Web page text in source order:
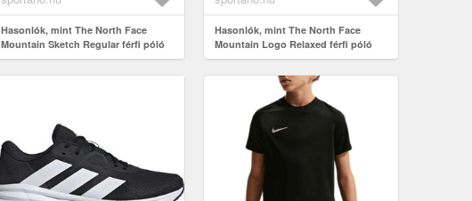
Hasonlók, mint The North Face
Mountain Sketch Regular férfi póló
tnf white (Mountain Sketch Regular
NF0A8GUZFN41)
Hasonlók, mint The North Face
Mountain Logo Relaxed férfi póló
tnf white (Mountain Logo Relaxed
NF0A8GUUFN41)